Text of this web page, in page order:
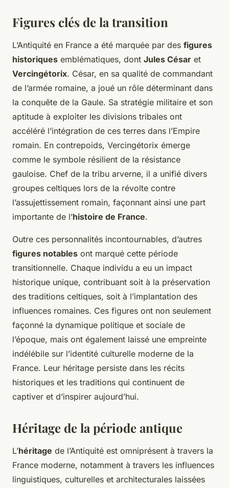
Figures clés de la transition
L’Antiquité en France a été marquée par des figures
historiques emblématiques, dont Jules César et
Vercingétorix. César, en sa qualité de commandant
de l’armée romaine, a joué un rôle déterminant dans
la conquête de la Gaule. Sa stratégie militaire et son
aptitude à exploiter les divisions tribales ont
accéléré l’intégration de ces terres dans l’Empire
romain. En contrepoids, Vercingétorix émerge
comme le symbole résilient de la résistance
gauloise. Chef de la tribu arverne, il a unifié divers
groupes celtiques lors de la révolte contre
l’assujettissement romain, façonnant ainsi une part
importante de l’histoire de France.
Outre ces personnalités incontournables, d’autres
figures notables ont marqué cette période
transitionnelle. Chaque individu a eu un impact
historique unique, contribuant soit à la préservation
des traditions celtiques, soit à l’implantation des
influences romaines. Ces figures ont non seulement
façonné la dynamique politique et sociale de
l’époque, mais ont également laissé une empreinte
indélébile sur l’identité culturelle moderne de la
France. Leur héritage persiste dans les récits
historiques et les traditions qui continuent de
captiver et d’inspirer aujourd’hui.
Héritage de la période antique
L’héritage de l’Antiquité est omniprésent à travers la
France moderne, notamment à travers les influences
linguistiques, culturelles et architecturales laissées